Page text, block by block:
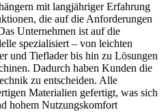
mit langjähriger Erfahrung
die auf die Anforderungen
Unternehmen ist auf die
spezialisiert – von leichten
und Tieflader bis hin zu Lösungen
Dadurch haben Kunden die
zu entscheiden. Alle
Materialien gefertigt, was sich
hohem Nutzungskomfort